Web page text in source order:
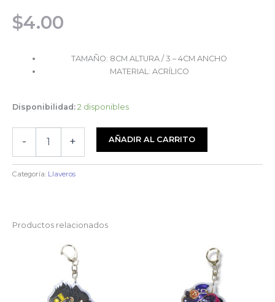
$4.00
TAMAÑO: 8CM ALTURA / 3 – 4CM ANCHO
MATERIAL: ACRÍLICO
Disponibilidad: 2 disponibles
-
Fruits
Basket
-
+ AÑADIR AL CARRITO
Categoría: Llaveros
Productos relacionados